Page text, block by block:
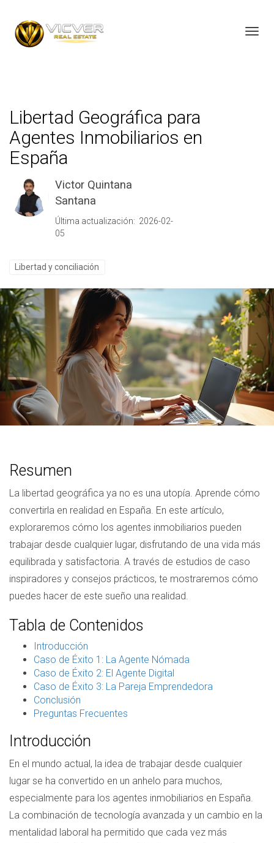
Libertad Geográfica para
Agentes Inmobiliarios en
España
Victor Quintana
Santana
Última actualización: 2026-02-
05
Libertad y conciliación
Resumen
La libertad geográfica ya no es una utopía. Aprende cómo
convertirla en realidad en España. En este artículo,
exploraremos cómo los agentes inmobiliarios pueden
trabajar desde cualquier lugar, disfrutando de una vida más
equilibrada y satisfactoria. A través de estudios de caso
inspiradores y consejos prácticos, te mostraremos cómo
puedes hacer de este sueño una realidad.
Tabla de Contenidos
Introducción
Caso de Éxito 1: La Agente Nómada
Caso de Éxito 2: El Agente Digital
Caso de Éxito 3: La Pareja Emprendedora
Conclusión
Preguntas Frecuentes
Introducción
En el mundo actual, la idea de trabajar desde cualquier
lugar se ha convertido en un anhelo para muchos,
especialmente para los agentes inmobiliarios en España.
La combinación de tecnología avanzada y un cambio en la
mentalidad laboral ha permitido que cada vez más